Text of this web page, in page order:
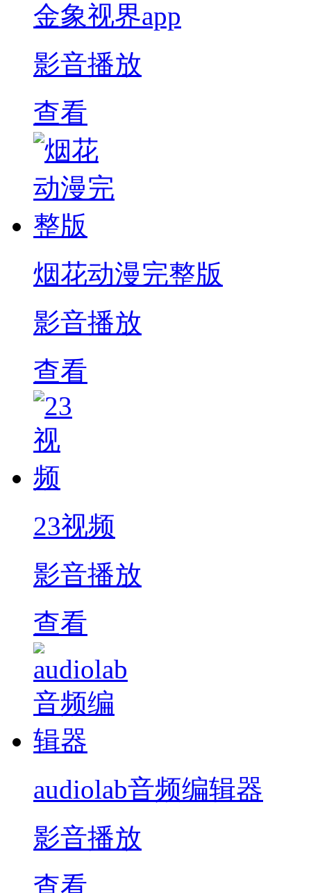
金象视界app
影音播放
查看
烟花动漫完整版
影音播放
查看
23视频
影音播放
查看
audiolab音频编辑器
影音播放
查看